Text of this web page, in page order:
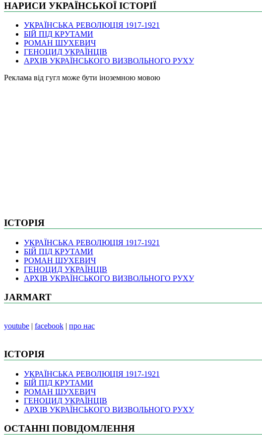
НАРИСИ УКРАЇНСЬКОЇ ІСТОРІЇ
УКРАЇНСЬКА РЕВОЛЮЦІЯ 1917-1921
БІЙ ПІД КРУТАМИ
РОМАН ШУХЕВИЧ
ГЕНОЦИД УКРАЇНЦІВ
АРХІВ УКРАЇНСЬКОГО ВИЗВОЛЬНОГО РУХУ
Pеклама від гугл може бути іноземною мовою
ІСТОРІЯ
УКРАЇНСЬКА РЕВОЛЮЦІЯ 1917-1921
БІЙ ПІД КРУТАМИ
РОМАН ШУХЕВИЧ
ГЕНОЦИД УКРАЇНЦІВ
АРХІВ УКРАЇНСЬКОГО ВИЗВОЛЬНОГО РУХУ
JARMART
youtube | facebook | про нас
ІСТОРІЯ
УКРАЇНСЬКА РЕВОЛЮЦІЯ 1917-1921
БІЙ ПІД КРУТАМИ
РОМАН ШУХЕВИЧ
ГЕНОЦИД УКРАЇНЦІВ
АРХІВ УКРАЇНСЬКОГО ВИЗВОЛЬНОГО РУХУ
ОСТАННІ ПОВІДОМЛЕННЯ